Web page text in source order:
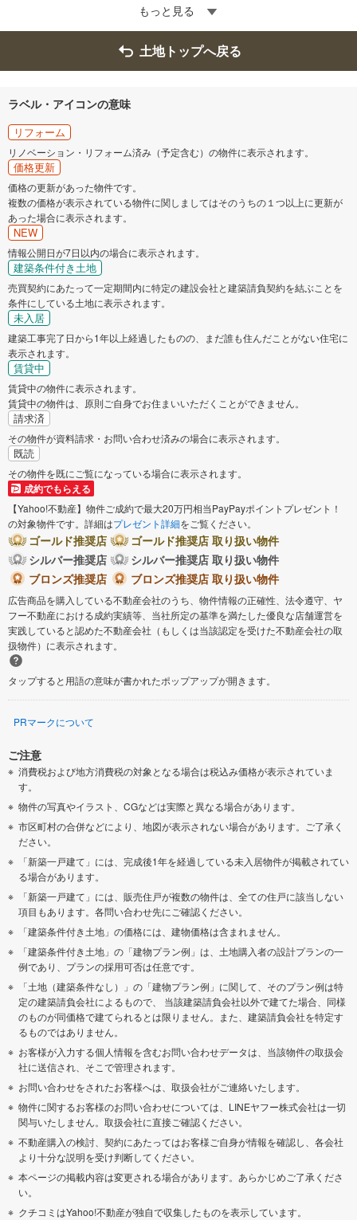
もっと見る
土地トップへ戻る
ラベル・アイコンの意味
リフォーム
リノベーション・リフォーム済み（予定含む）の物件に表示されます。
価格更新
価格の更新があった物件です。
複数の価格が表示されている物件に関しましてはそのうちの１つ以上に更新が
あった場合に表示されます。
NEW
情報公開日が7日以内の場合に表示されます。
建築条件付き土地
売買契約にあたって一定期間内に特定の建設会社と建築請負契約を結ぶことを
条件にしている土地に表示されます。
未入居
建築工事完了日から1年以上経過したものの、まだ誰も住んだことがない住宅に
表示されます。
賃貸中
賃貸中の物件に表示されます。
賃貸中の物件は、原則ご自身でお住まいいただくことができません。
請求済
その物件が資料請求・お問い合わせ済みの場合に表示されます。
既読
その物件を既にご覧になっている場合に表示されます。
成約でもらえる
【Yahoo!不動産】物件ご成約で最大20万円相当PayPayポイントプレゼント！
の対象物件です。詳細はプレゼント詳細をご覧ください。
ゴールド推奨店
ゴールド推奨店 取り扱い物件
シルバー推奨店
シルバー推奨店 取り扱い物件
ブロンズ推奨店
ブロンズ推奨店 取り扱い物件
広告商品を購入している不動産会社のうち、物件情報の正確性、法令遵守、ヤ
フー不動産における成約実績等、当社所定の基準を満たした優良な店舗運営を
実践していると認めた不動産会社（もしくは当該認定を受けた不動産会社の取
扱物件）に表示されます。
タップすると用語の意味が書かれたポップアップが開きます。
PRマークについて
ご注意
消費税および地方消費税の対象となる場合は税込み価格が表示されていま
す。
物件の写真やイラスト、CGなどは実際と異なる場合があります。
市区町村の合併などにより、地図が表示されない場合があります。ご了承く
ださい。
「新築一戸建て」には、完成後1年を経過している未入居物件が掲載されてい
る場合があります。
「新築一戸建て」には、販売住戸が複数の物件は、全ての住戸に該当しない
項目もあります。各問い合わせ先にご確認ください。
「建築条件付き土地」の価格には、建物価格は含まれません。
「建築条件付き土地」の「建物プラン例」は、土地購入者の設計プランの一
例であり、プランの採用可否は任意です。
「土地（建築条件なし）」の「建物プラン例」に関して、そのプラン例は特
定の建築請負会社によるもので、 当該建築請負会社以外で建てた場合、同様
のものが同価格で建てられるとは限りません。また、建築請負会社を特定す
るものではありません。
お客様が入力する個人情報を含むお問い合わせデータは、当該物件の取扱会
社に送信され、そこで管理されます。
お問い合わせをされたお客様へは、取扱会社がご連絡いたします。
物件に関するお客様のお問い合わせについては、LINEヤフー株式会社は一切
関与いたしません。取扱会社に直接ご確認ください。
不動産購入の検討、契約にあたってはお客様ご自身が情報を確認し、各会社
より十分な説明を受け判断してください。
本ページの掲載内容は変更される場合があります。あらかじめご了承くださ
い。
クチコミはYahoo!不動産が独自で収集したものを表示しています。